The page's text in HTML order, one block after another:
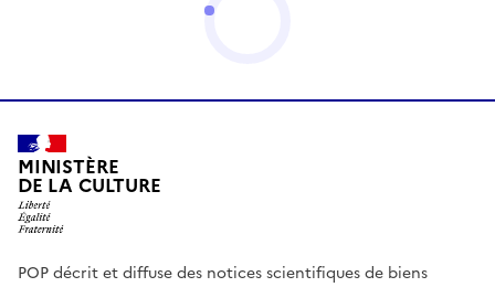
MINISTÈRE
DE LA CULTURE
POP décrit et diffuse des notices scientifiques de biens